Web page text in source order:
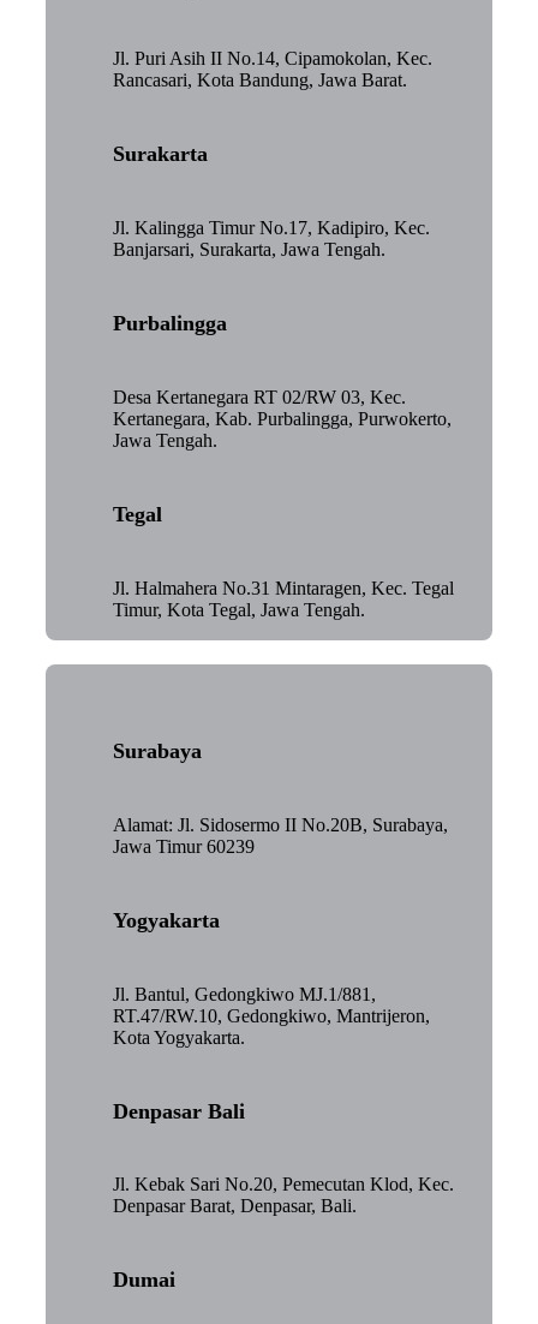
Jl. Puri Asih II No.14, Cipamokolan, Kec.
Rancasari, Kota Bandung, Jawa Barat.
Surakarta
Jl. Kalingga Timur No.17, Kadipiro, Kec.
Banjarsari, Surakarta, Jawa Tengah.
Purbalingga
Desa Kertanegara RT 02/RW 03, Kec.
Kertanegara, Kab. Purbalingga, Purwokerto,
Jawa Tengah.
Tegal
Jl. Halmahera No.31 Mintaragen, Kec. Tegal
Timur, Kota Tegal, Jawa Tengah.
Surabaya
Alamat: Jl. Sidosermo II No.20B, Surabaya,
Jawa Timur 60239
Yogyakarta
Jl. Bantul, Gedongkiwo MJ.1/881,
RT.47/RW.10, Gedongkiwo, Mantrijeron,
Kota Yogyakarta.
Denpasar Bali
Jl. Kebak Sari No.20, Pemecutan Klod, Kec.
Denpasar Barat, Denpasar, Bali.
Dumai